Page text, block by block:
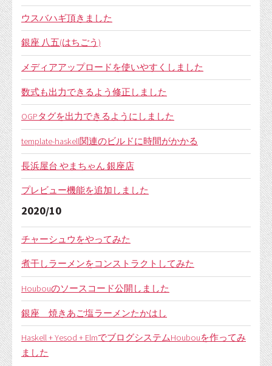
ウスバハギ頂きました
銀座 八五(はちごう)
メディアアップロードを使いやすくしました
数式も出力できるよう修正しました
OGPタグを出力できるようにしました
template-haskell関連のビルドに時間がかかる
長浜屋台 やまちゃん 銀座店
プレビュー機能を追加しました
2020/10
チャーシュウをやってみた
煮干しラーメンをコンストラクトしてみた
Houbouのソースコード公開しました
銀座 焼きあご塩ラーメンたかはし
Haskell + Yesod + ElmでブログシステムHoubouを作ってみ
ました